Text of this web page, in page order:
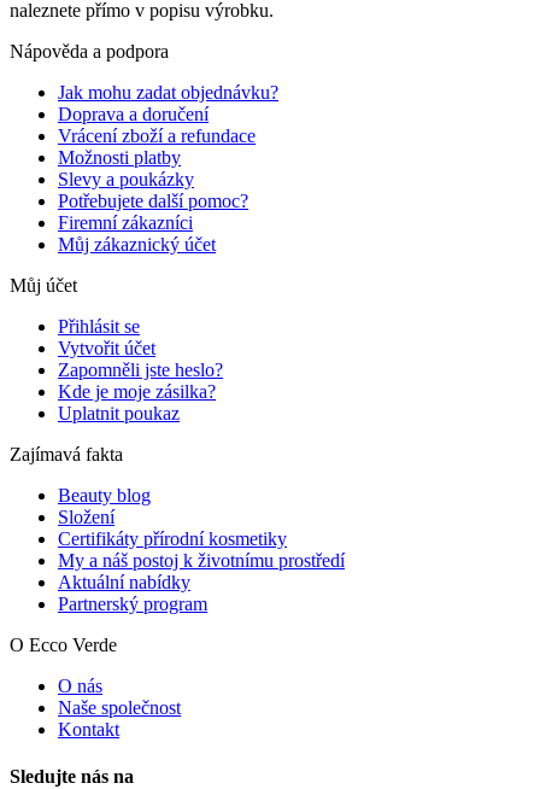
naleznete přímo v popisu výrobku.
Nápověda a podpora
Jak mohu zadat objednávku?
Doprava a doručení
Vrácení zboží a refundace
Možnosti platby
Slevy a poukázky
Potřebujete další pomoc?
Firemní zákazníci
Můj zákaznický účet
Můj účet
Přihlásit se
Vytvořit účet
Zapomněli jste heslo?
Kde je moje zásilka?
Uplatnit poukaz
Zajímavá fakta
Beauty blog
Složení
Certifikáty přírodní kosmetiky
My a náš postoj k životnímu prostředí
Aktuální nabídky
Partnerský program
O Ecco Verde
O nás
Naše společnost
Kontakt
Sledujte nás na